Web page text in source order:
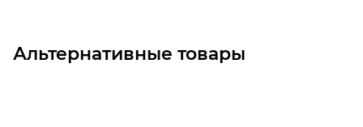
Альтернативные товары